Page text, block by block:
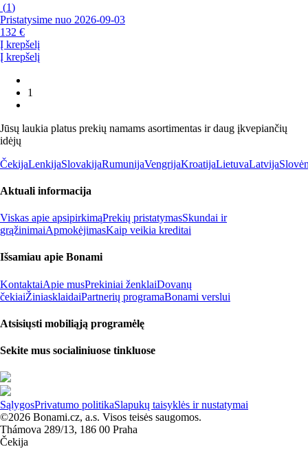
(1)
Pristatysime nuo 2026‑09‑03
132 €
Į krepšelį
Į krepšelį
1
Jūsų laukia platus prekių namams asortimentas ir daug įkvepiančių
idėjų
ČekijaLenkijaSlovakijaRumunijaVengrijaKroatijaLietuvaLatvija
Aktuali informacija
Viskas apie apsipirkimąPrekių pristatymasSkundai ir
grąžinimaiApmokėjimasKaip veikia kreditai
Išsamiau apie Bonami
KontaktaiApie musPrekiniai ženklaiDovanų
čekiaiŽiniasklaidaiPartnerių programaBonami verslui
Atsisiųsti mobiliąją programėlę
Sekite mus socialiniuose tinkluose
SąlygosPrivatumo politikaSlapukų taisyklės ir nustatymai
©2026 Bonami.cz, a.s. Visos teisės saugomos.
Thámova 289/13, 186 00 Praha
Čekija